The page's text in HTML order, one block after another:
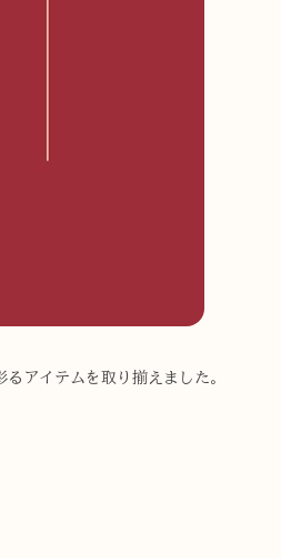
アイテムを取り揃えました。